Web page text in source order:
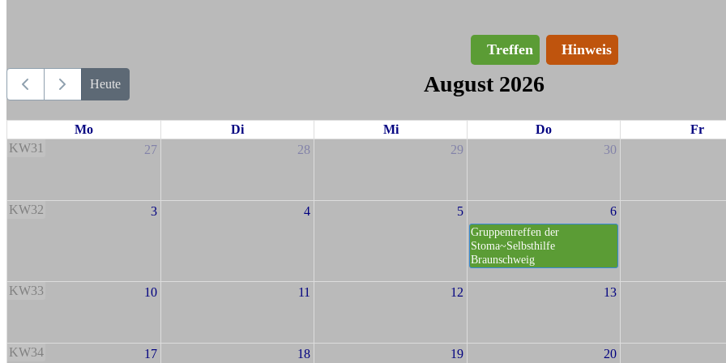
Treffen Hinweis
Heute August 2026
Mo Di Mi Do
Fr
KW31
27 28 29 30
KW32 3 4 5 6
Gruppentreffen der
Stoma~Selbsthilfe
Braunschweig
KW33 10 11 12 13
KW34 17 18 19 20